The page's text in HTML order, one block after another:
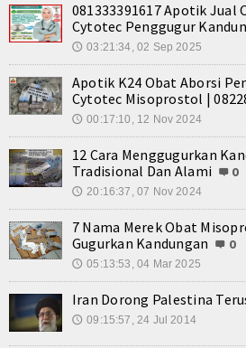
081333391617 Apotik Jual
Cytotec Penggugur
🕔 03:21:34, 02 Sep 2025
Apotik K24 Obat Aborsi
Cytotec Misoprostol |
🕔 00:17:10, 12 Nov 2024
12 Cara Menggugurkan
Tradisional Dan Alami
0
🕔 20:16:37, 07 Nov 2024
7 Nama Merek Obat
Gugurkan Kandungan
0
🕔 05:13:53, 04 Mar 2025
Iran Dorong Palestina
🕔 09:15:57, 24 Jul 2014